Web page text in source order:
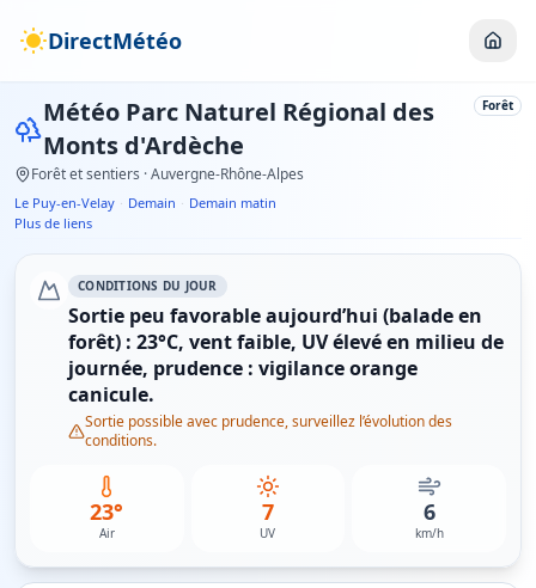
DirectMétéo
Météo Parc Naturel Régional des
Monts d'Ardèche
Forêt et sentiers · Auvergne-Rhône-Alpes
Forêt
Le Puy-en-Velay · Demain · Demain matin
Plus de liens
CONDITIONS DU JOUR
Sortie peu favorable aujourd’hui (balade en
forêt) : 23°C, vent faible, UV élevé en milieu de
journée, prudence : vigilance orange
canicule.
Sortie possible avec prudence, surveillez l’évolution des
conditions.
23°
Air
7
UV
6
km/h